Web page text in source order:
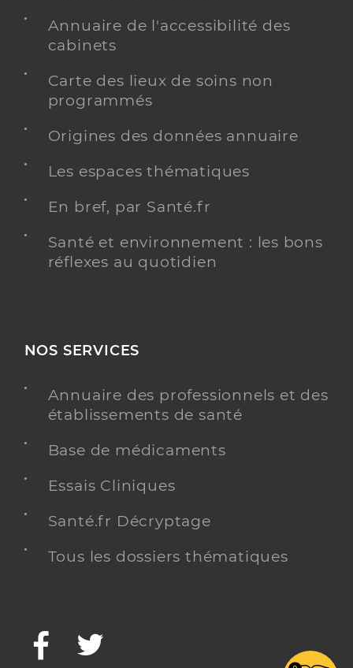
Annuaire de l'accessibilité des
cabinets
Carte des lieux de soins non
programmés
Origines des données annuaire
Les espaces thématiques
En bref, par Santé.fr
Santé et environnement : les bons
réflexes au quotidien
NOS SERVICES
Annuaire des professionnels et des
établissements de santé
Base de médicaments
Essais Cliniques
Santé.fr Décryptage
Tous les dossiers thématiques
Facebook